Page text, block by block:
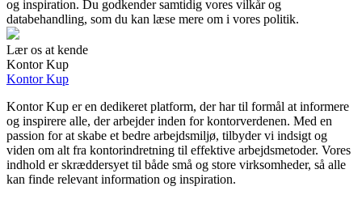
og inspiration. Du godkender samtidig vores vilkår og
databehandling, som du kan læse mere om i vores politik.
Lær os at kende
Kontor Kup
Kontor Kup
Kontor Kup er en dedikeret platform, der har til formål at informere
og inspirere alle, der arbejder inden for kontorverdenen. Med en
passion for at skabe et bedre arbejdsmiljø, tilbyder vi indsigt og
viden om alt fra kontorindretning til effektive arbejdsmetoder. Vores
indhold er skræddersyet til både små og store virksomheder, så alle
kan finde relevant information og inspiration.